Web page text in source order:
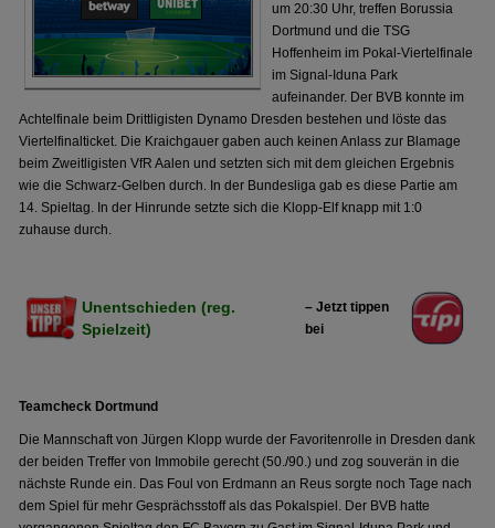
um 20:30 Uhr, treffen Borussia
Dortmund und die TSG
Hoffenheim im Pokal-Viertelfinale
im Signal-Iduna Park
aufeinander. Der BVB konnte im
Achtelfinale beim Drittligisten Dynamo Dresden bestehen und löste das
Viertelfinalticket. Die Kraichgauer gaben auch keinen Anlass zur Blamage
beim Zweitligisten VfR Aalen und setzten sich mit dem gleichen Ergebnis
wie die Schwarz-Gelben durch. In der Bundesliga gab es diese Partie am
14. Spieltag. In der Hinrunde setzte sich die Klopp-Elf knapp mit 1:0
zuhause durch.
Unentschieden (reg.
Spielzeit)
– Jetzt tippen
bei
Teamcheck Dortmund
Die Mannschaft von Jürgen Klopp wurde der Favoritenrolle in Dresden dank
der beiden Treffer von Immobile gerecht (50./90.) und zog souverän in die
nächste Runde ein. Das Foul von Erdmann an Reus sorgte noch Tage nach
dem Spiel für mehr Gesprächsstoff als das Pokalspiel. Der BVB hatte